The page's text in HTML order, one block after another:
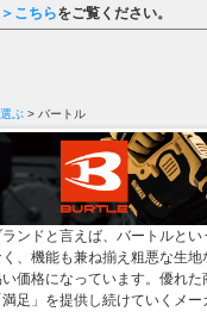
＞こちらをご覧ください。
ぶ > バートル
ンドと言えば、バートルとい
、機能も兼ね揃え粗悪な生
価格になっています。優れ
足」を提供し続けていくメー